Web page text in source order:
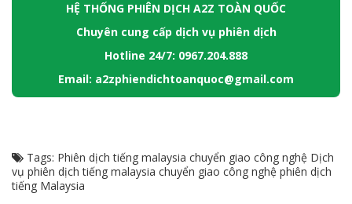
HỆ THỐNG PHIÊN DỊCH A2Z TOÀN QUỐC
Chuyên cung cấp dịch vụ phiên dịch
Hotline 24/7: 0967.204.888
Email: a2zphiendichtoanquoc@gmail.com
Tags: Phiên dịch tiếng malaysia chuyển giao công nghệ Dịch
vụ phiên dịch tiếng malaysia chuyển giao công nghệ phiên dịch
tiếng Malaysia